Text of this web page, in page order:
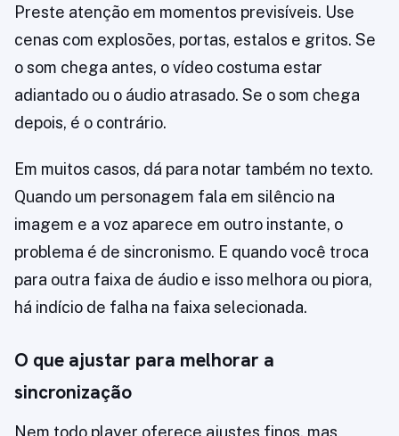
Preste atenção em momentos previsíveis. Use
cenas com explosões, portas, estalos e gritos. Se
o som chega antes, o vídeo costuma estar
adiantado ou o áudio atrasado. Se o som chega
depois, é o contrário.
Em muitos casos, dá para notar também no texto.
Quando um personagem fala em silêncio na
imagem e a voz aparece em outro instante, o
problema é de sincronismo. E quando você troca
para outra faixa de áudio e isso melhora ou piora,
há indício de falha na faixa selecionada.
O que ajustar para melhorar a
sincronização
Nem todo player oferece ajustes finos, mas